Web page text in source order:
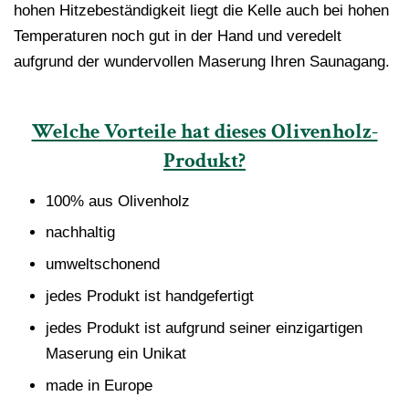
hohen Hitzebeständigkeit liegt die Kelle auch bei hohen
Temperaturen noch gut in der Hand und veredelt
aufgrund der wundervollen Maserung Ihren Saunagang.
Welche Vorteile hat dieses Olivenholz-
Produkt?
100% aus Olivenholz
nachhaltig
umweltschonend
jedes Produkt ist handgefertigt
jedes Produkt ist aufgrund seiner einzigartigen
Maserung ein Unikat
made in Europe